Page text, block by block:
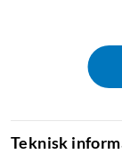
Teknisk